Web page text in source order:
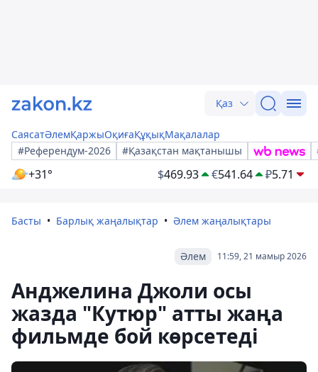
Қаз
СаясатӘлемҚаржыОқиғаҚұқықМақалалар
#Референдум-2026
#Қазақстан мақтанышы
+31° $469.93 €541.64 ₽5.71
Басты Барлық жаңалықтар Әлем жаңалықтары
11:59, 21 мамыр 2026
Әлем
Анджелина Джоли осы
жазда "Кутюр" атты жаңа
фильмде бой көрсетеді